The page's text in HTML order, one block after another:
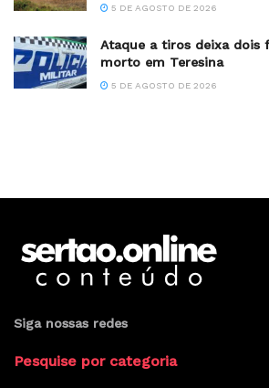
5 DE AGOSTO DE 2026
Ataque a tiros deixa dois
morto em Teresina
5 DE AGOSTO DE 2026
Siga nossas redes
Pesquise por categoria